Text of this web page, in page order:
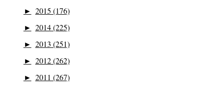
► 2015 (176)
► 2014 (225)
► 2013 (251)
► 2012 (262)
► 2011 (267)